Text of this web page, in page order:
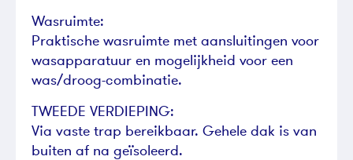
Wasruimte:
Praktische wasruimte met aansluitingen voor
wasapparatuur en mogelijkheid voor een
was/droog-combinatie.
TWEEDE VERDIEPING:
Via vaste trap bereikbaar. Gehele dak is van
buiten af na geïsoleerd.